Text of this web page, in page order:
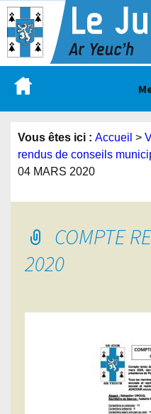
Vous êtes ici : Accueil >
rendus de conseils
04 MARS 2020
COMPTE
2020